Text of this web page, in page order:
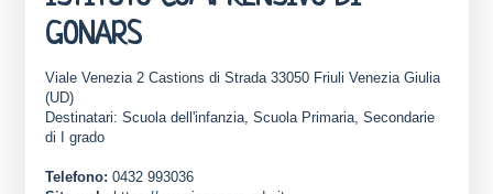
GONARS
Viale Venezia 2 Castions di Strada 33050 Friuli Venezia Giulia
(UD)
Destinatari: Scuola dell'infanzia, Scuola Primaria, Secondarie
di I grado
Telefono: 0432 993036